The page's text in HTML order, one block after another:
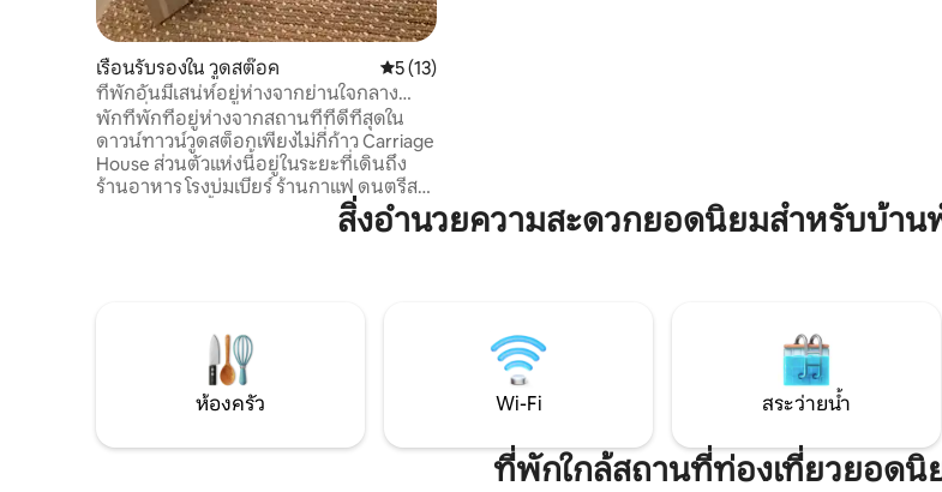
เรือนรับรองใน วูดสต๊อค คะแนนเฉลี่ย 5 จาก 5, 13 รีวิว
5 (13)
ที่พักอันมีเสน่ห์อยู่ห่างจากย่านใจกลาง
เมืองที่มีความสำคัญทางประวัติศาสตร์เพียง
ไม่กี่ก้าว
พักที่พักที่อยู่ห่างจากสถานที่ที่ดีที่สุดใน
ดาวน์ทาวน์วูดสต็อกเพียงไม่กี่ก้าว Carriage
House ส่วนตัวแห่งนี้อยู่ในระยะที่เดินถึง
ร้านอาหาร โรงบ่มเบียร์ ร้านกาแฟ ดนตรีสด
ร้านบูติก ช้อปปิ้ง อดาเอร์พาร์ค และงาน
อีเวนต์ตามฤดูกาลได้ หลังจากออกไปสำรวจ
กลางแจ้ง, ที่ก่อกองไฟ และที่จอดรถฟรี
เหมาะสำหรับคู่รัก นักเดินทางคนเดียว หรือ
ผู้เข้าพักเพื่อธุรกิจที่ต้องการความสะดวก
สบาย บรรยากาศที่มีเอกลักษณ์ และที่พักใน
ใจกลางเมืองที่แท้จริง
สิ่งอำนวยความสะดวกยอดนิยมสำหรับบ้าน
ห้องครัว Wi-Fi สระว่ายน้ำ
ที่พักใกล้สถานที่ท่องเที่ยวยอดนิ